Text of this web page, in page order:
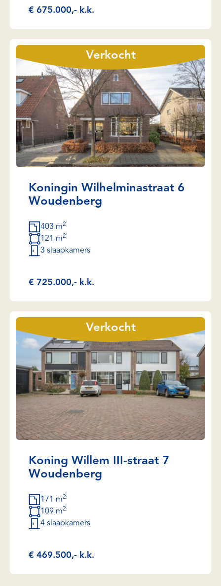
€ 675.000,- k.k.
Verkocht
Koningin Wilhelminastraat 6
Woudenberg
403 m2
121 m2
3 slaapkamers
€ 725.000,- k.k.
Verkocht
Koning Willem III-straat 7
Woudenberg
171 m2
109 m2
4 slaapkamers
€ 469.500,- k.k.